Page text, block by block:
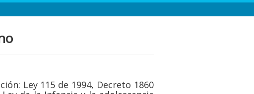
Ley 115 de 1994, Decreto 1860